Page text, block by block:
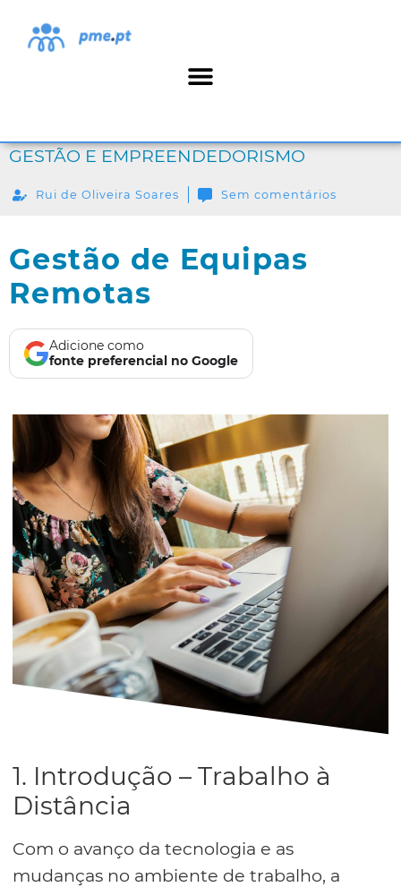
GESTÃO E EMPREENDEDORISMO
Rui de Oliveira Soares Sem comentários
Gestão de Equipas
Remotas
Adicione como
fonte preferencial no Google
1. Introdução – Trabalho à
Distância
Com o avanço da tecnologia e as
mudanças no ambiente de trabalho, a